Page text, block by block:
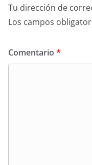
Tu dirección de
Los campos
Comentario *